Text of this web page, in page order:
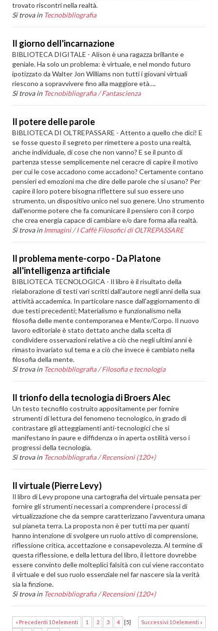
trovato riscontri nella realtà.
Si trova in Tecnobibliografia
Il giorno dell'incarnazione
BIBLIOTECA DIGITALE - Alison è una ragazza brillante e
geniale. Ha solo un problema: è virtuale, e nel mondo futuro
ipotizzato da Walter Jon Williams non tutti i giovani virtuali
riescono a sopravvivere fino alla maggiore età….
Si trova in Tecnobibliografia /Fantascienza
Il potere delle parole
BIBLIOTECA DI OLTREPASSARE - Attento a quello che dici! E
se fosse questo il segreto per rimettere a posto una realtà,
anche individuale, di cose che non vanno? E se il punto di
partenza stesse semplicemente nel ceracre di capire il motivo
per cui le cose accadono come accadono? Certamente contano
pensieri ed emozioni ma che dire delle parole che si usano? Per
capire il loro potere bisogna riflettere sul suo essere uno
strumento, un dispositivo unico nel suo genere. Uno strumento
dall'enorme potere che fa comunicare il pensiero con il corpo
che crea energia capace di cambiare e/o dare forma alla realtà.
Si trova in Immagini /I Caffè Filosofici di OLTREPASSARE
Il problema mente-corpo - Da Platone
all'intelligenza artificiale
BIBLIOTECA TECNOLOGICA - Il libro è il risultato della
rielaborazione di testi vari scritti dall'autore negli anni della sua
attività accademica. In particolare nasce dall'aggiornamento di
due testi precedenti; Materialismo e funzionalismo nella
filosofia delle mente contemporanea e Mente/Corpo. Il nuovo
lavoro editoriale è stato dettato anche dalla scelta di
condividere osservazioni relative a ciò che negli ultimi anni è
rimasto invariato sul tema e a ciò che invece è cambiato nella
filosofia della mente.
Si trova in Tecnobibliografia /Filosofia e tecnologia
Il trionfo della tecnologia di Broers Alec
Un testo tecnofilo costruito appositamente per fornire
strumenti di lettura del fenomeno tecnologico, in grado di
contrastare gli atteggiamenti anti-tecnologici che si
manifestano in paure e diffidenza o in aperta ostilità verso i
progressi della tecnologia.
Si trova in Tecnobibliografia /Recensioni (120+)
Il virtuale (Pierre Levy)
Il libro di Levy propone una cartografia del virtuale pensata per
fornire gli strumenti necessari a comprendere i processi di
virtualizzazione che da sempre caratterizzano l'avventura umana
sul pianeta terra. La proposta non è per tutti ma per quanti
hanno intenzione di svolgere un ruolo attivo di comprensione,
riflessione critica, accettazione e consapevolezza. Al termine di
questa riflessione, e della lettura del libro, il lettore dovrebbe
essere convinto delle molteplici falsità con cui viene raccontato
il virtuale e del suo ruolo essenziale nel far nascere sia la verità
sia la finzione.
Si trova in Tecnobibliografia /Recensioni (120+)
« Precedenti 10 elementi Successivi 10 elementi »
1 2 3 4 [5]